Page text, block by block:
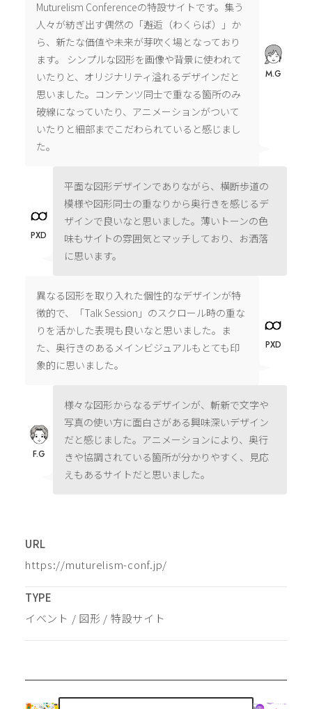
Muturelism Conferenceの特設サイトです。集う
人々が紡ぎ出す偶然の「邂逅（わくらば）」か
ら、新たな価値や未来が芽吹く場となっており
ます。 シンプルな図形を画像や背景に使われて
いたりと、オリジナリティ溢れるデザインだと
思いました。コンテンツ同士で重なる箇所のみ
破線になっていたり、アニメーションがついて
いたりと細部までこだわられていると感じまし
た。
M.G
平面な図形デザインでありながら、横断歩道の
模様や図形同士の重なりから奥行きを感じるデ
ザインで良いなと思いました。薄いトーンの色
味もサイトの雰囲気とマッチしており、お洒落
に思います。
PXD
異なる図形を取り入れた個性的なデザインが特
徴的で、「Talk Session」のスクロール時の重な
りを活かした表現も良いなと思いました。ま
た、奥行きのあるメインビジュアルもとても印
象的に思いました。
PXD
様々な図形からなるデザインが、斬新で文字や
写真の使い方に面白さがある興味深いデザイン
だと感じました。アニメーションにより、奥行
きや協調されている箇所が分かりやすく、見応
えもあるサイトだと思いました。
F.G
URL
https://muturelism-conf.jp/
TYPE
イベント / 図形 / 特設サイト